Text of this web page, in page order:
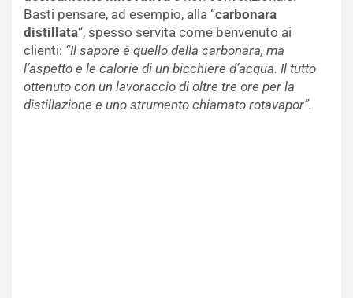
Basti pensare, ad esempio, alla “carbonara
distillata“, spesso servita come benvenuto ai
clienti: “Il sapore è quello della carbonara, ma
l’aspetto e le calorie di un bicchiere d’acqua. Il tutto
ottenuto con un lavoraccio di oltre tre ore per la
distillazione e uno strumento chiamato rotavapor”.